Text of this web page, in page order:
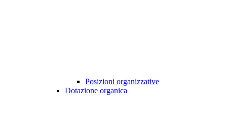
Posizioni organizzative
Dotazione organica